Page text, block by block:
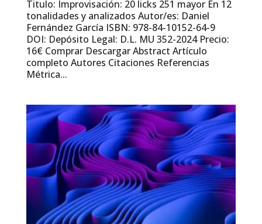
Titulo: Improvisación: 20 licks 251 mayor En 12
tonalidades y analizados Autor/es: Daniel
Fernández García ISBN: 978-84-10152-64-9
DOI: Depósito Legal: D.L. MU 352-2024 Precio:
16€ Comprar Descargar Abstract Artículo
completo Autores Citaciones Referencias
Métrica...